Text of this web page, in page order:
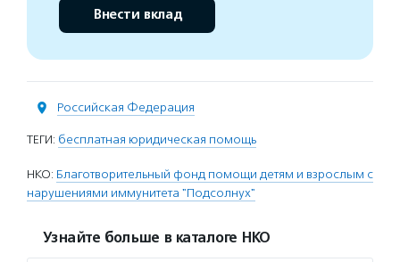
Внести вклад
Российская Федерация
ТЕГИ: бесплатная юридическая помощь
НКО: Благотворительный фонд помощи детям и взрослым с
нарушениями иммунитета "Подсолнух"
Узнайте больше в каталоге НКО